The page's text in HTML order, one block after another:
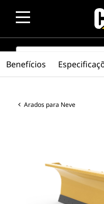
SEARCH
Arados para Neve
Benefícios